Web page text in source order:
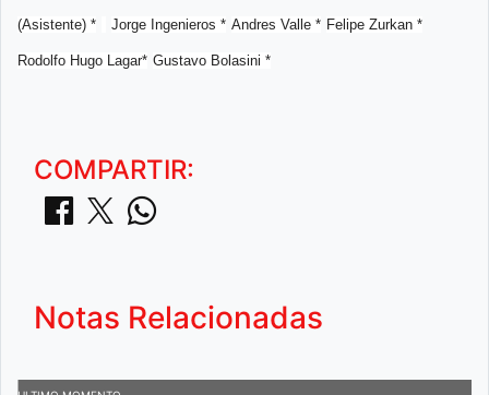
(Asistente) * Jorge Ingenieros * Andres Valle * Felipe Zurkan *
Rodolfo Hugo Lagar* Gustavo Bolasini *
COMPARTIR:
Notas Relacionadas